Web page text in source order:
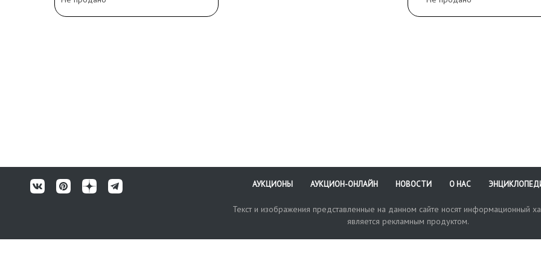
АУКЦИОНЫ АУКЦИОН-ОНЛАЙН НОВОСТИ О НАС
Текст и изображения представленные на данном сайте носят информационный
является рекламным продуктом.